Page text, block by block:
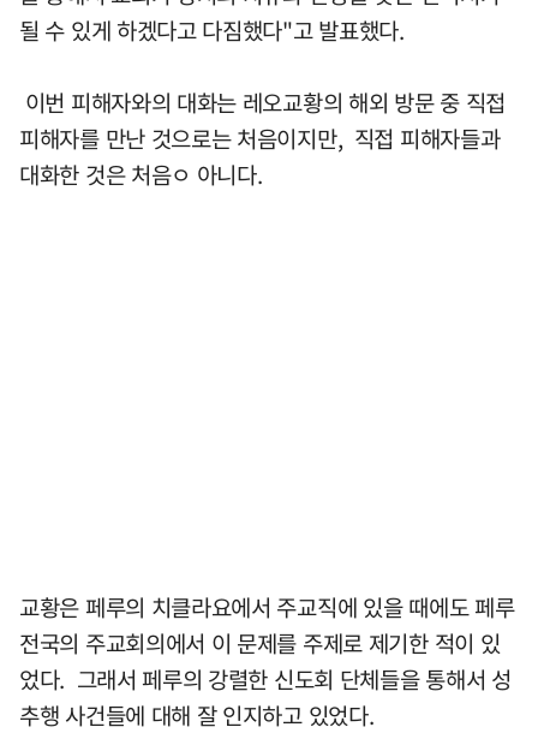
될 수 있게 하겠다고 다짐했다"고 발표했다.
이번 피해자와의 대화는 레오교황의 해외 방문 중 직접
피해자를 만난 것으로는 처음이지만, 직접 피해자들과
대화한 것은 처음ㅇ 아니다.
교황은 페루의 치클라요에서 주교직에 있을 때에도 페루
전국의 주교회의에서 이 문제를 주제로 제기한 적이 있
었다. 그래서 페루의 강렬한 신도회 단체들을 통해서 성
추행 사건들에 대해 잘 인지하고 있었다.